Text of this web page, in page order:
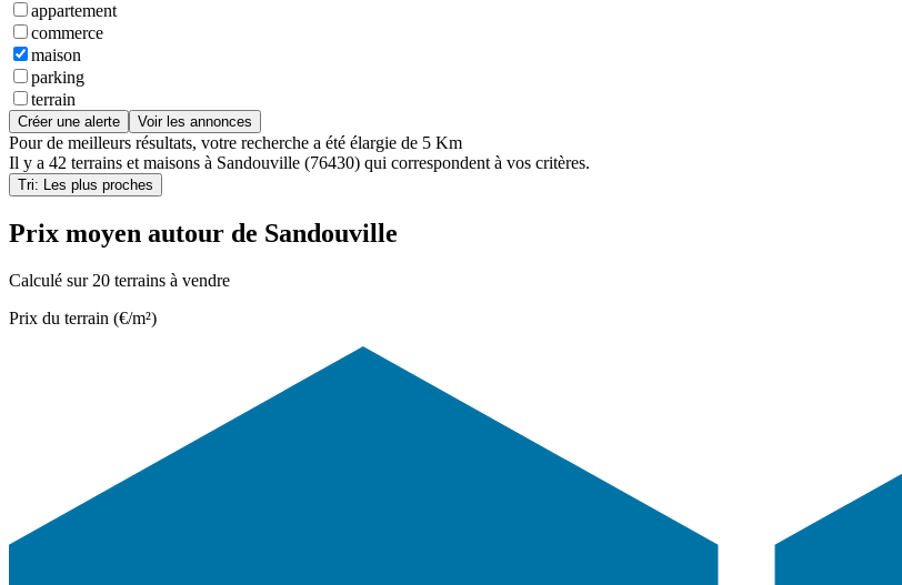
appartement
commerce
maison
parking
terrain
Créer une alerte Voir les annonces
Pour de meilleurs résultats, votre recherche a été élargie de 5 Km
Il y a 42 terrains et maisons à Sandouville (76430) qui correspondent à vos critères.
Tri: Les plus proches
Prix moyen autour de Sandouville
Calculé sur 20 terrains à vendre
Prix du terrain (€/m²)